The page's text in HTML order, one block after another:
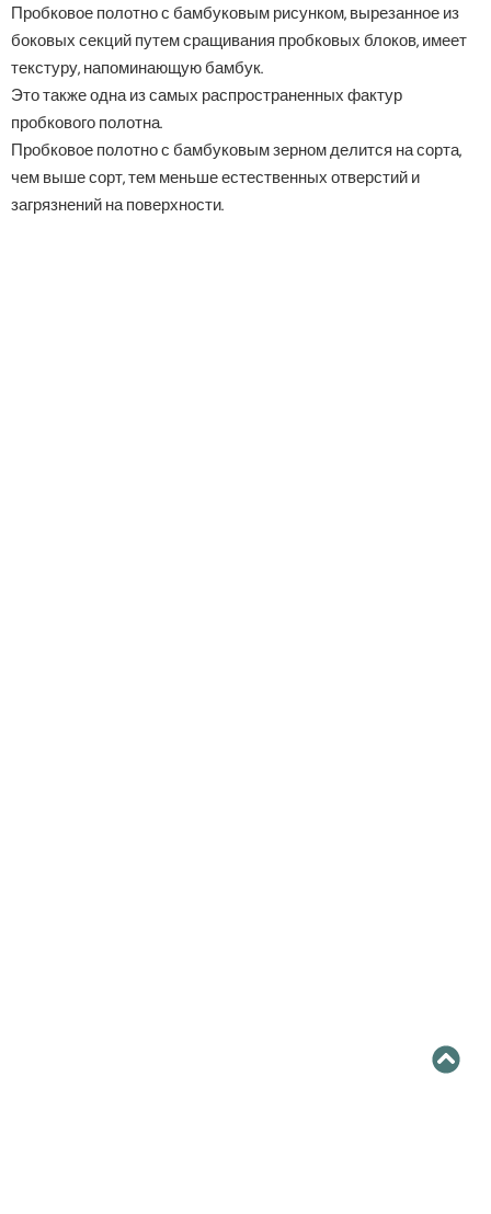
Пробковое полотно с бамбуковым рисунком, вырезанное из
боковых секций путем сращивания пробковых блоков, имеет
текстуру, напоминающую бамбук.
Это также одна из самых распространенных фактур
пробкового полотна.
Пробковое полотно с бамбуковым зерном делится на сорта,
чем выше сорт, тем меньше естественных отверстий и
загрязнений на поверхности.